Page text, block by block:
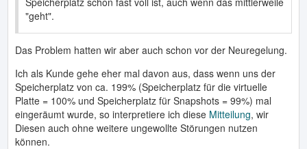
"geht".
Das Problem hatten wir aber auch schon vor der Neuregelung.
Ich als Kunde gehe eher mal davon aus, dass wenn uns der
Speicherplatz von ca. 199% (Speicherplatz für die virtuelle
Platte = 100% und Speicherplatz für Snapshots = 99%) mal
eingeräumt wurde, so interpretiere ich diese Mitteilung, wir
Diesen auch ohne weitere ungewollte Störungen nutzen
können.